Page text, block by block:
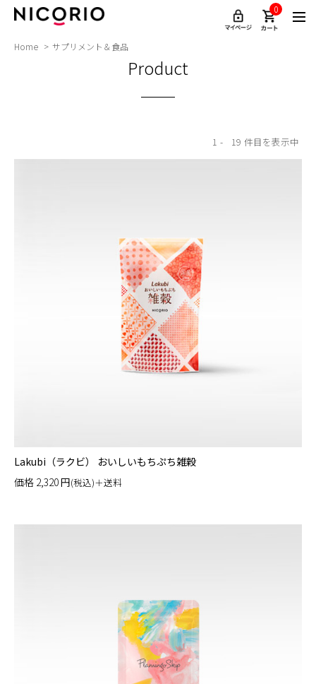
0
Home サプリメント＆食品
Product
1 19
Lakubi（ラクビ） おいしいもちぷち雑穀
価格 2,320円(税込)＋送料